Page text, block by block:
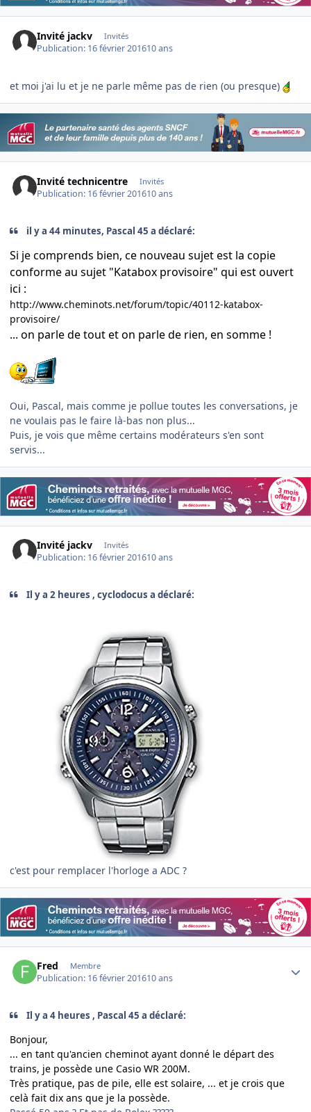
Invité jackv Invités
Publication: 16 février 201610 ans
et moi j'ai lu et je ne parle même pas de rien (ou presque)
Invité technicentre Invités
Publication: 16 février 201610 ans
il y a 44 minutes, Pascal 45 a déclaré:
Si je comprends bien, ce nouveau sujet est la copie
conforme au sujet "Katabox provisoire" qui est ouvert
ici :
http://www.cheminots.net/forum/topic/40112-katabox-
provisoire/
... on parle de tout et on parle de rien, en somme !
Oui, Pascal, mais comme je pollue toutes les conversations, je
ne voulais pas le faire là-bas non plus...
Puis, je vois que même certains modérateurs s'en sont
servis...
Invité jackv Invités
Publication: 16 février 201610 ans
Il y a 2 heures , cyclodocus a déclaré:
c'est pour remplacer l'horloge a ADC ?
Fred Membre
Publication: 16 février 201610 ans
Il y a 4 heures , Pascal 45 a déclaré:
Bonjour,
... en tant qu'ancien cheminot ayant donné le départ des
trains, je possède une Casio WR 200M.
Très pratique, pas de pile, elle est solaire, ... et je crois que
celà fait dix ans que je la possède.